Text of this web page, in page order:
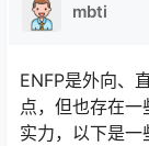
mbti
ENFP是外向、
点，但也存在
实力，以下是一